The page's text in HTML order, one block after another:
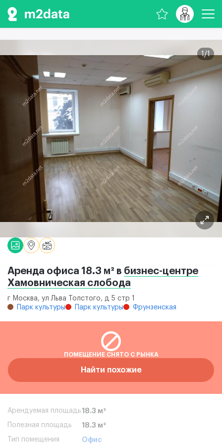
1/1
Аренда офиса 18.3 м² в бизнес-центре
Хамовническая слобода
г Москва, ул Льва Толстого, д 5 стр 1
Парк культуры
Парк культуры Фрунзенская
ПОМЕЩЕНИЕ СНЯТО С РЫНКА
Найти похожие
Арендуемая площадь 18.3 м²
Полезная площадь 18.3 м²
Тип помещения Офис